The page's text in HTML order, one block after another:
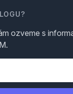
ozveme s